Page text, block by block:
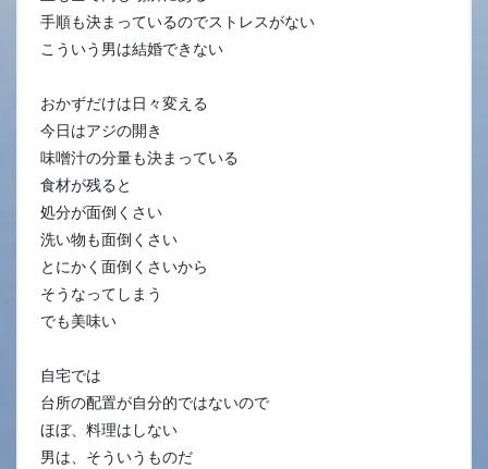
手順も決まっているのでストレスがない
こういう男は結婚できない
おかずだけは日々変える
今日はアジの開き
味噌汁の分量も決まっている
食材が残ると
処分が面倒くさい
洗い物も面倒くさい
とにかく面倒くさいから
そうなってしまう
でも美味い
自宅では
台所の配置が自分的ではないので
ほぼ、料理はしない
男は、そういうものだ